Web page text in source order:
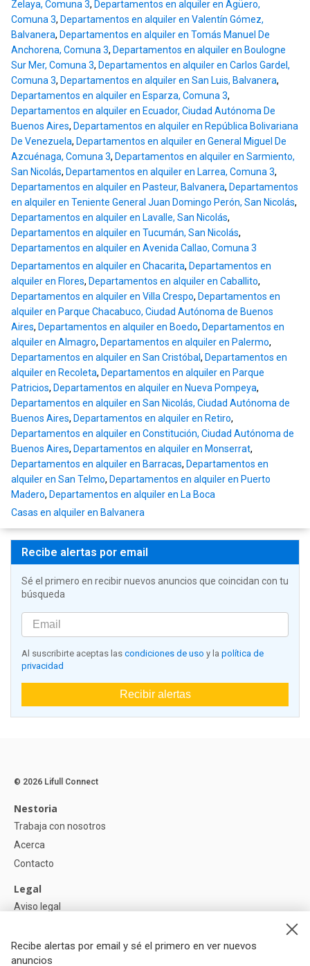
Zelaya, Comuna 3, Departamentos en alquiler en Agüero,
Comuna 3, Departamentos en alquiler en Valentín Gómez,
Balvanera, Departamentos en alquiler en Tomás Manuel De
Anchorena, Comuna 3, Departamentos en alquiler en Boulogne
Sur Mer, Comuna 3, Departamentos en alquiler en Carlos Gardel,
Comuna 3, Departamentos en alquiler en San Luis, Balvanera,
Departamentos en alquiler en Esparza, Comuna 3,
Departamentos en alquiler en Ecuador, Ciudad Autónoma De
Buenos Aires, Departamentos en alquiler en República Bolivariana
De Venezuela, Departamentos en alquiler en General Miguel De
Azcuénaga, Comuna 3, Departamentos en alquiler en Sarmiento,
San Nicolás, Departamentos en alquiler en Larrea, Comuna 3,
Departamentos en alquiler en Pasteur, Balvanera, Departamentos
en alquiler en Teniente General Juan Domingo Perón, San Nicolás,
Departamentos en alquiler en Lavalle, San Nicolás,
Departamentos en alquiler en Tucumán, San Nicolás,
Departamentos en alquiler en Avenida Callao, Comuna 3
Departamentos en alquiler en Chacarita, Departamentos en
alquiler en Flores, Departamentos en alquiler en Caballito,
Departamentos en alquiler en Villa Crespo, Departamentos en
alquiler en Parque Chacabuco, Ciudad Autónoma de Buenos
Aires, Departamentos en alquiler en Boedo, Departamentos en
alquiler en Almagro, Departamentos en alquiler en Palermo,
Departamentos en alquiler en San Cristóbal, Departamentos en
alquiler en Recoleta, Departamentos en alquiler en Parque
Patricios, Departamentos en alquiler en Nueva Pompeya,
Departamentos en alquiler en San Nicolás, Ciudad Autónoma de
Buenos Aires, Departamentos en alquiler en Retiro,
Departamentos en alquiler en Constitución, Ciudad Autónoma de
Buenos Aires, Departamentos en alquiler en Monserrat,
Departamentos en alquiler en Barracas, Departamentos en
alquiler en San Telmo, Departamentos en alquiler en Puerto
Madero, Departamentos en alquiler en La Boca
Casas en alquiler en Balvanera
Recibe alertas por email
Sé el primero en recibir nuevos anuncios que coincidan con tu
búsqueda
Al suscribirte aceptas las condiciones de uso y la política de
privacidad
Recibir alertas
Recibe alertas por email y sé el primero en ver nuevos
anuncios
© 2026 Lifull Connect
Nestoria
Trabaja con nosotros
Acerca
Contacto
Legal
Aviso legal
Política de Cookies